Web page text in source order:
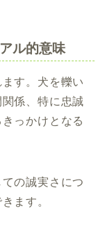
ル的意味
す。犬を轢い
係、特に忠誠
っかけとなる
の誠実さにつ
ます。